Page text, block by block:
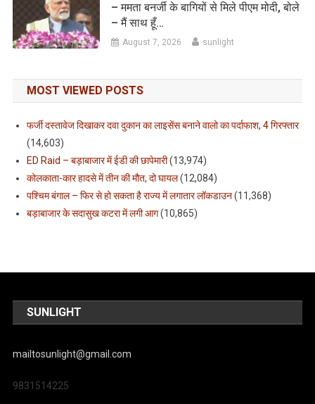
– ममता बनर्जी के बागियों से मिले पीएम मोदी, बोले
– मैं साथ हूँ…
August 7, 2026 sunlight
MOST VIEWED POSTS
फर्जी दस्तावेज दिखाकर दवा दुकान का लाइसेंस बनाने वालो का पर्दाफाश, 4 गिरफ्तार
(14,603)
ED Raid – बड़ाबाजार में ईडी की छापेमारी(13,974)
कोलकाता-कार हादसे में तीन की मौत, दो घायल(12,084)
पश्चिम बंगाल – फिर से हो सकता है राज्य में लगातार लॉकडाउन(11,368)
बड़ाबाजार के सदासुख कटरा में लगी आग(10,865)
SUNLIGHT
mailtosunlight@gmail.com
9831514225